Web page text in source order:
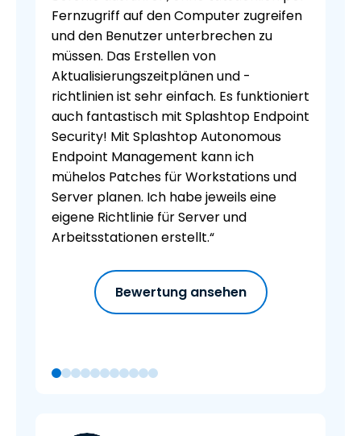
Fernzugriff auf den Computer zugreifen
und den Benutzer unterbrechen zu
müssen. Das Erstellen von
Aktualisierungszeitplänen und -
richtlinien ist sehr einfach. Es funktioniert
auch fantastisch mit Splashtop Endpoint
Security! Mit Splashtop Autonomous
Endpoint Management kann ich
mühelos Patches für Workstations und
Server planen. Ich habe jeweils eine
eigene Richtlinie für Server und
Arbeitsstationen erstellt.“
Bewertung ansehen